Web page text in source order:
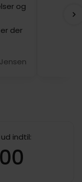
og
der
indtil: